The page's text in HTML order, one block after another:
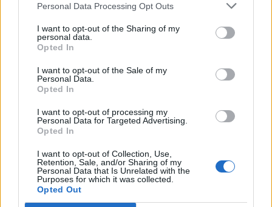
Personal Data Processing Opt Outs
I want to opt-out of the Sharing of my
personal data.
Opted In
I want to opt-out of the Sale of my
Personal Data.
Opted In
I want to opt-out of processing my
Personal Data for Targeted Advertising.
Opted In
I want to opt-out of Collection, Use,
Retention, Sale, and/or Sharing of my
Personal Data that Is Unrelated with the
Purposes for which it was collected.
Opted Out